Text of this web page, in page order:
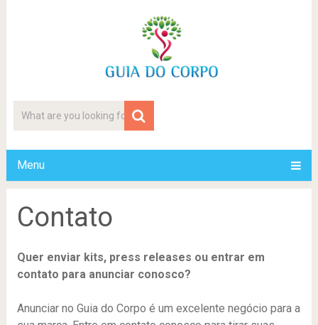
Menu
Contato
Quer enviar kits, press releases ou entrar em
contato para anunciar conosco?
Anunciar no Guia do Corpo é um excelente negócio para a